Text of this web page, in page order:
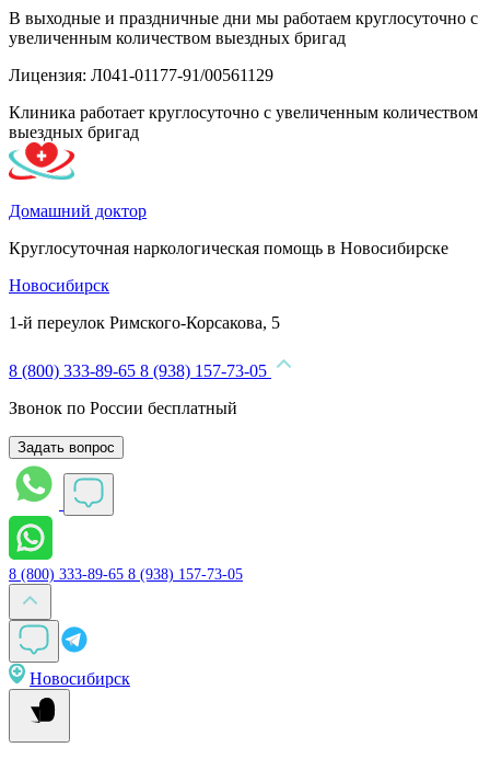
В выходные и праздничные дни мы работаем круглосуточно с
увеличенным количеством выездных бригад
Лицензия: Л041-01177-91/00561129
Клиника работает круглосуточно с увеличенным количеством
выездных бригад
Домашний доктор
Круглосуточная наркологическая помощь в Новосибирске
Новосибирск
1-й переулок Римского-Корсакова, 5
8 (800) 333-89-65 8 (938) 157-73-05
Звонок по России бесплатный
Задать вопрос
8 (800) 333-89-65 8 (938) 157-73-05
Новосибирск